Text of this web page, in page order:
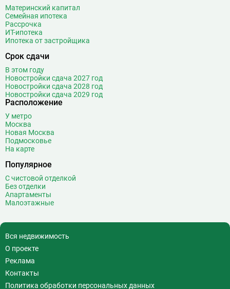
Материнский капитал
Семейная ипотека
Рассрочка
ИТ-ипотека
Ипотека от застройщика
Срок сдачи
В этом году
Новостройки сдача 2027 год
Новостройки сдача 2028 год
Новостройки сдача 2029 год
Расположение
У метро
Москва
Новая Москва
Подмосковье
На карте
Популярное
С чистовой отделкой
Без отделки
Апартаменты
Малоэтажные
Вся недвижимость
О проекте
Реклама
Контакты
Политика обработки персональных данных